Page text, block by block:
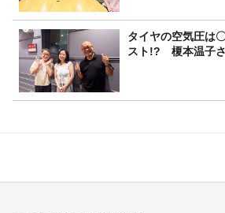
タイヤの空気圧は
スト!? 榎本温子